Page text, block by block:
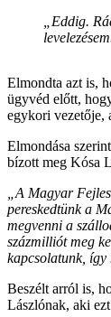
„Eddig.
Elmondta azt is,
ügyvéd előtt,
egykori vezetője,
Elmondása
bízott meg Kósa
„A Magyar
pereskedtünk a
megvenni a
százmilliót meg
kapcsolatunk, így
Beszélt arról is,
Lászlónak, aki